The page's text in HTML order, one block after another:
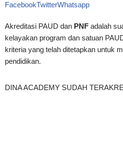
FacebookTwitterWhatsapp
Akreditasi PAUD dan PNF adalah
kelayakan program dan satuan
kriteria yang telah ditetapkan untuk
pendidikan.
DINA ACADEMY SUDAH